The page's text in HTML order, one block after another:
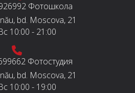
Фотошкола
bd. Moscova, 21
10:00 - 21:00
Фотостудия
bd. Moscova, 21
10:00 - 19:00